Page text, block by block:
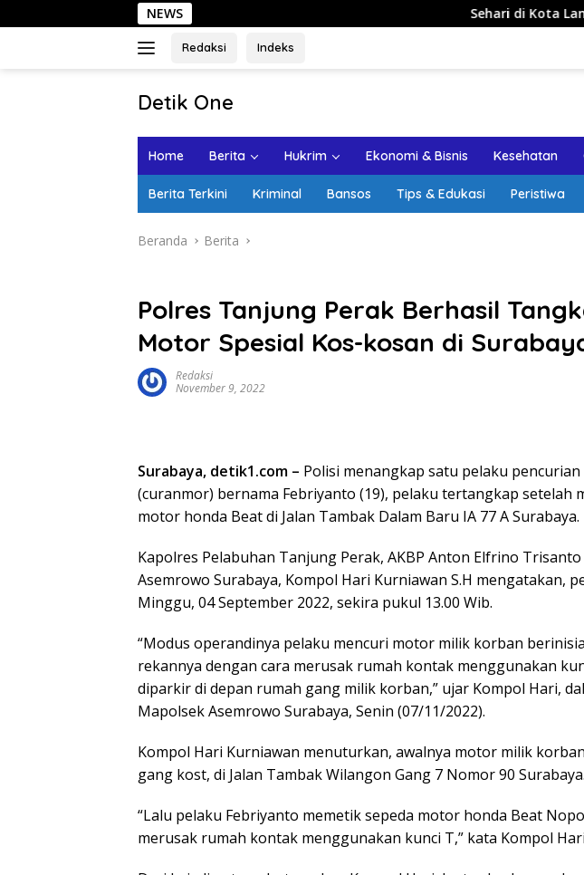
ke
NEWS Sehari di Kota Lama
Redaksi Indeks
Detik One
Ungkap
Home Berita Hukrim Ekonomi & Bisnis Kesehatan
Berita Terkini Kriminal Bansos Tips & Edukasi Peristiwa
Beranda Berita
Polres Tanjung Perak Berhasil
Motor Spesial Kos-kosan di
Redaksi
November 9, 2022
Surabaya, detik1.com – Polisi menangkap satu pelaku
(curanmor) bernama Febriyanto (19), pelaku tertangkap setelah
motor honda Beat di Jalan Tambak Dalam Baru IA 77 A Surabaya.
Kapolres Pelabuhan Tanjung Perak, AKBP Anton Elfrino
Asemrowo Surabaya, Kompol Hari Kurniawan S.H mengatakan,
Minggu, 04 September 2022, sekira pukul 13.00 Wib.
“Modus operandinya pelaku mencuri motor milik korban
rekannya dengan cara merusak rumah kontak menggunakan
diparkir di depan rumah gang milik korban,” ujar Kompol Hari,
Mapolsek Asemrowo Surabaya, Senin (07/11/2022).
Kompol Hari Kurniawan menuturkan, awalnya motor milik
gang kost, di Jalan Tambak Wilangon Gang 7 Nomor 90 Surabaya.
“Lalu pelaku Febriyanto memetik sepeda motor honda Beat
merusak rumah kontak menggunakan kunci T,” kata Kompol